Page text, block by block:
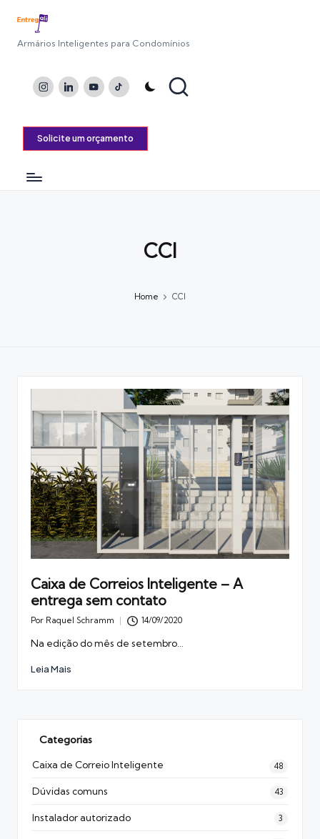
Armários Inteligentes para Condomínios
InstagramLinkedInYoutubeTikTok
Solicite um orçamento
CCI
Home CCI
Caixa de Correios Inteligente – A
entrega sem contato
Posted
Por Raquel Schramm 14/09/2020
Na edição do mês de setembro…
Leia Mais
Categorias
Caixa de Correio Inteligente 48
Dúvidas comuns 43
Instalador autorizado 3